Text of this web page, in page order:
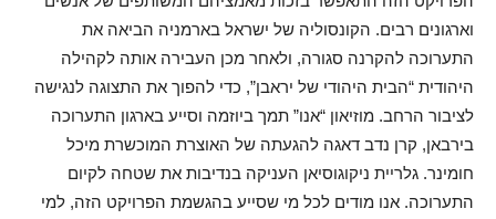
וארגונים רבים. הקונסוליה של ישראל בארמניה הביאה את
התערוכה להקרנה סגורה, ולאחר מכן העבירה אותה לקהילה
היהודית “הבית היהודי של יראבן”, כדי להפוך את התצוגה לנגישה
לציבור הרחב. מוזיאון “אנו” תמך ביוזמה וסייע בארגון התערוכה
בירבאן, קרן נדב דאגה להגעתה של האוצרת המוכשרת מיכל
חומינר. גלריית ניקוגוסיאן העניקה בנדיבות את שטחה לקיום
התערוכה. אנו מודים לכל מי שסייע בהגשמת הפרויקט הזה, למי